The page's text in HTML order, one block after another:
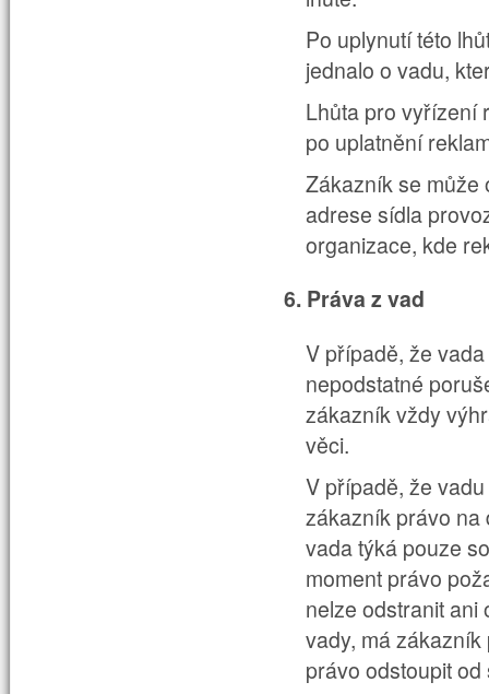
Po uplynutí této
jednalo o vadu,
Lhůta pro vyřízení
po uplatnění
Zákazník se může
adrese sídla
organizace, kde
6. Práva z vad
V případě, že
nepodstatné
zákazník vždy
věci.
V případě, že
zákazník právo na
vada týká pouze
moment právo
nelze odstranit ani
vady, má
právo odstoupit od